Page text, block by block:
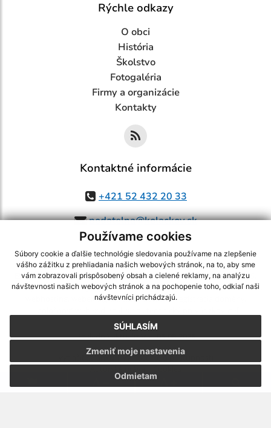
Používame cookies
Súbory cookie a ďalšie technológie sledovania používame na zlepšenie
vášho zážitku z prehliadania našich webových stránok, na to, aby sme
vám zobrazovali prispôsobený obsah a cielené reklamy, na analýzu
návštevnosti našich webových stránok a na pochopenie toho, odkiaľ naši
návštevníci prichádzajú.
SÚHLASÍM
Odmietam
Zmeniť moje nastavenia
Rýchle odkazy
O obci
História
Školstvo
Fotogaléria
Firmy a organizácie
Kontakty
Kontaktné informácie
+421 52 432 20 33
podatelna@kolackov.sk
využite možnosť získavania aktuálnych informácií s využitím RSS
CMS systém (redakčný) systém ECHELON 2,Mapa stránok,web portál
webex.digital, s.r.o.,domény,registrácia domény
Posledná aktualizácia:05.08.2026
Vytlačiť stránku|Vyhlásenie o prístupnosti